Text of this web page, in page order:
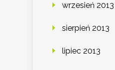
wrzesień 2013
sierpień 2013
lipiec 2013